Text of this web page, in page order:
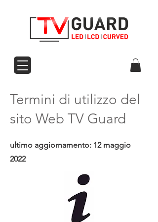
Termini di utilizzo del
sito Web TV Guard
ultimo aggiornamento: 12 maggio
2022